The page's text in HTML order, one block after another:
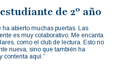
de 2º año
abierto muchas puertas. Las
es muy colaborativo. Me encanta
como el club de lectura. Esto no
nueva, sino que también ha
contenta aquí.”